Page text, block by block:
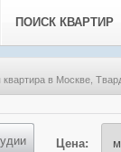
ПОИСК КВАРТИР
в Москве,
Цена: